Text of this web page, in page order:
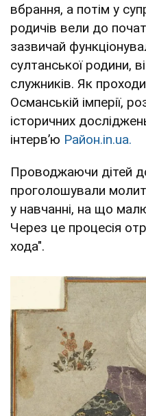
вбрання, а потім у
родичів вели до
зазвичай
султанської родини,
служників. Як
Османській імперії,
історичних
інтервʼю Район.in.ua.
Проводжаючи дітей
проголошували
у навчанні, на що
Через це процесія
хода".